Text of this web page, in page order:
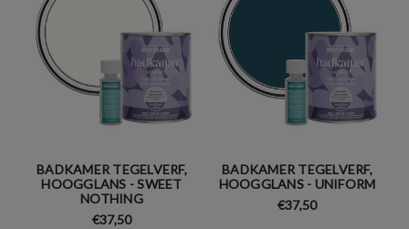
BADKAMER TEGELVERF,
HOOGGLANS - SWEET
NOTHING
€37,50
BADKAMER TEGELVERF,
HOOGGLANS - UNIFORM
€37,50